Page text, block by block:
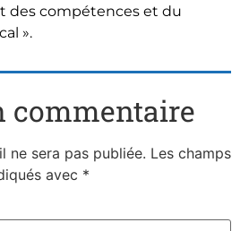
des compétences et du
».
commentaire
ne sera pas publiée. Les champs
avec *